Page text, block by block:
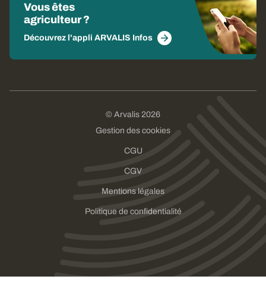
Vous êtes
agriculteur ?
Découvrez l'appli ARVALIS Infos
© Arvalis 2026
Gestion des cookies
CGU
CGV
Mentions légales
Politique de confidentialité